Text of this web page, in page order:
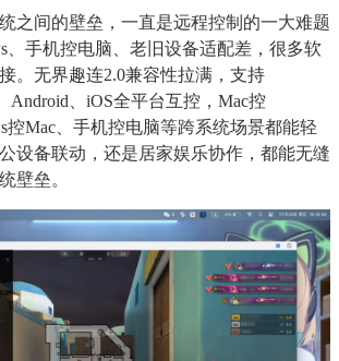
之间的壁垒，一直是远程控制的一大难题
手机控电脑、老旧设备适配差，很多软
。无界趣连2.0兼容性拉满，支持
Android、iOS全平台互控，Mac控
控Mac、手机控电脑等跨系统场景都能轻
设备联动，还是居家娱乐协作，都能无缝
壁垒。